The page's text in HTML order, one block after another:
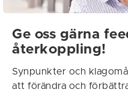
Ge oss gärna
återkoppling!
Synpunkter och
att förändra och